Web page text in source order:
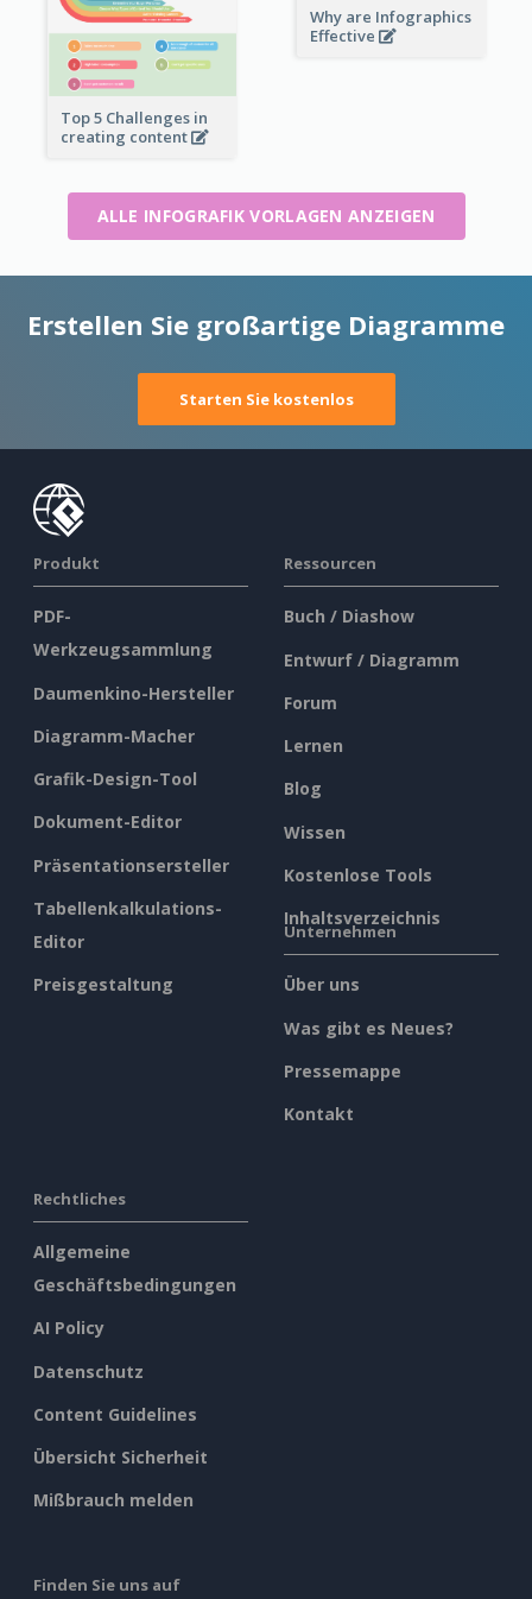
Why are Infographics
Effective
Top 5 Challenges in
creating content
ALLE INFOGRAFIK VORLAGEN ANZEIGEN
Erstellen Sie großartige Diagramme
Starten Sie kostenlos
Produkt
PDF-
Werkzeugsammlung
Daumenkino-Hersteller
Diagramm-Macher
Grafik-Design-Tool
Dokument-Editor
Präsentationsersteller
Tabellenkalkulations-
Editor
Preisgestaltung
Ressourcen
Buch / Diashow
Entwurf / Diagramm
Forum
Lernen
Blog
Wissen
Kostenlose Tools
Inhaltsverzeichnis
Unternehmen
Über uns
Was gibt es Neues?
Pressemappe
Kontakt
Rechtliches
Allgemeine
Geschäftsbedingungen
AI Policy
Datenschutz
Content Guidelines
Übersicht Sicherheit
Mißbrauch melden
Finden Sie uns auf